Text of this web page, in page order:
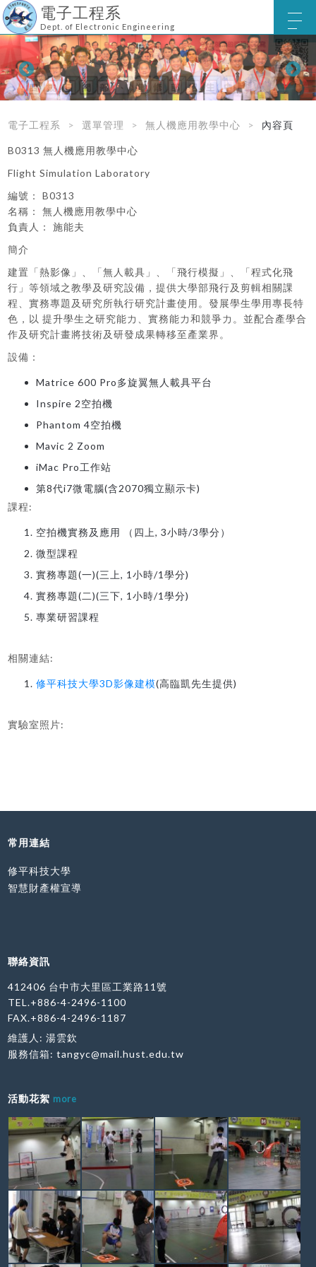
電子工程系
Dept. of Electronic Engineering
電子工程系 選單管理 無人機應用教學中心 內容頁
B0313 無人機應用教學中心
Flight Simulation Laboratory
編號： B0313
名稱： 無人機應用教學中心
負責人： 施能夫
簡介
建置「熱影像」、「無人載具」、「飛行模擬」、「程式化飛
行」等領域之教學及研究設備，提供大學部飛行及剪輯相關課
程、實務專題及研究所執行研究計畫使用。發展學生學用專長特
色，以 提升學生之研究能力、實務能力和競爭力。並配合產學合
作及研究計畫將技術及研發成果轉移至產業界。
設備：
Matrice 600 Pro多旋翼無人載具平台
Inspire 2空拍機
Phantom 4空拍機
Mavic 2 Zoom
iMac Pro工作站
第8代i7微電腦(含2070獨立顯示卡)
課程:
空拍機實務及應用 （四上, 3小時/3學分）
微型課程
實務專題(一)(三上, 1小時/1學分)
實務專題(二)(三下, 1小時/1學分)
專業研習課程
相關連結:
修平科技大學3D影像建模(高臨凱先生提供)
實驗室照片:
常用連結
修平科技大學
智慧財產權宣導
聯絡資訊
412406 台中市大里區工業路11號
TEL.+886-4-2496-1100
FAX.+886-4-2496-1187
維護人: 湯雲欽
服務信箱:tangyc@mail.hust.edu.tw
活動花絮 more